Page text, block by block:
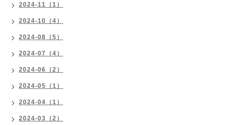
2024-11（1）
2024-10（4）
2024-08（5）
2024-07（4）
2024-06（2）
2024-05（1）
2024-04（1）
2024-03（2）